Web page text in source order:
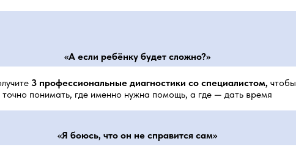
«Я боюсь, что он не справится сам»
3 профессиональные диагностики со специалистом, чтобы
точно понимать, где именно нужна помощь, а где — дать время
«А если ребёнку будет сложно?»